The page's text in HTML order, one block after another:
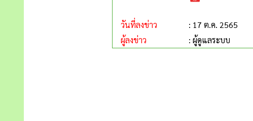
วันที่ลงข่าว
: 17 ต.ค. 2565
ผู้ลงข่าว
: ผู้ดูแลระบบ